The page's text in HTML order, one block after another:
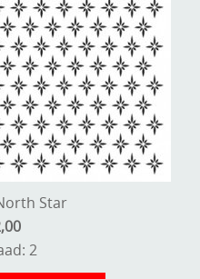
machines
Star
2